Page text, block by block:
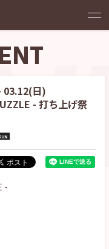
03.12(日)
- 打ち上げ祭
-